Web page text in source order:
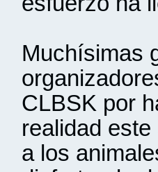
Muchísimas
CLBSK por
realidad
a los